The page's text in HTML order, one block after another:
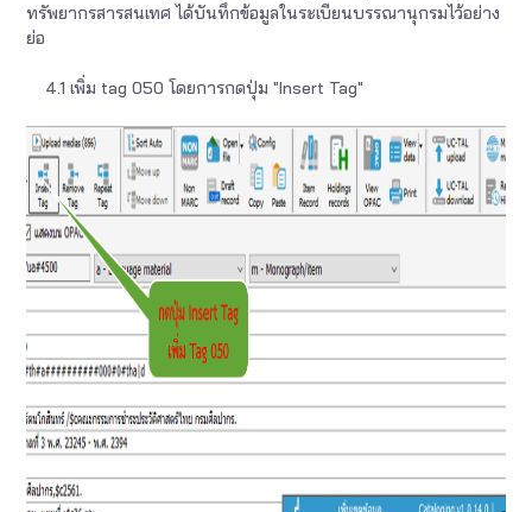
ทรัพยากรสารสนเทศ ได้บันทึกข้อมูลในระเบียนบรรณานุกรมไว้อย่าง
ย่อ
4.1 เพิ่ม tag 050 โดยการกดปุ่ม "Insert Tag"